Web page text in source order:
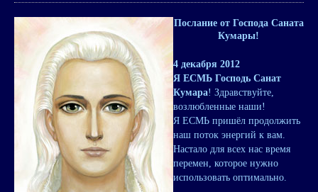
Послание от Господа Саната
Кумары!
4 декабря 2012
Я ЕСМЬ Господь Санат
Кумара! Здравствуйте,
возлюбленные наши!
Я ЕСМЬ пришёл продолжить
наш поток энергий к вам.
Настало для всех нас время
перемен, которое нужно
использовать оптимально.